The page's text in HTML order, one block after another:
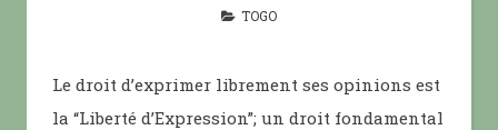
TOGO
Le droit d’exprimer librement ses opinions est
la “Liberté d’Expression”; un droit fondamental